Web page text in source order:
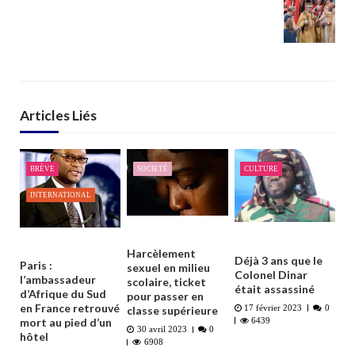
Articles Liés
BRÈVE
INTERNATIONAL
Paris :
l’ambassadeur
d’Afrique du Sud
en France retrouvé
mort au pied d’un
hôtel
SOCIETÉ
Harcèlement
sexuel en milieu
scolaire, ticket
pour passer en
classe supérieure
30 avril 2023
0
6908
CULTURE
Déjà 3 ans que le
Colonel Dinar
était assassiné
17 février 2023
0
6439